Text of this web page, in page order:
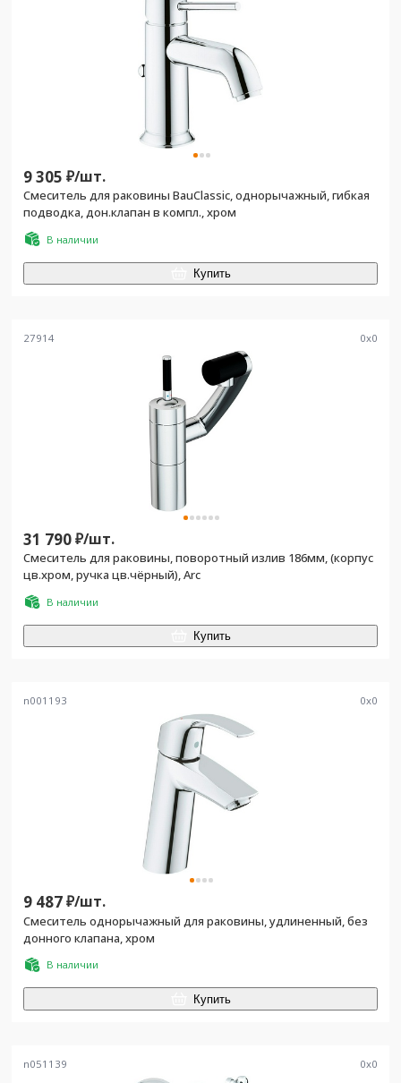
9 305 ₽/шт.
Смеситель для раковины BauClassic, однорычажный, гибкая
подводка, дон.клапан в компл., хром
В наличии
Купить
27914 0x0
31 790₽/шт.
Смеситель для раковины, поворотный излив 186мм, (корпус
цв.хром, ручка цв.чёрный), Arc
В наличии
Купить
n001193 0x0
9 487₽/шт.
Смеситель однорычажный для раковины, удлиненный, без
донного клапана, хром
В наличии
Купить
n051139 0x0